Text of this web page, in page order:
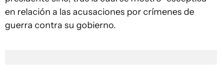
en relación a las acusaciones por crímenes de
guerra contra su gobierno.